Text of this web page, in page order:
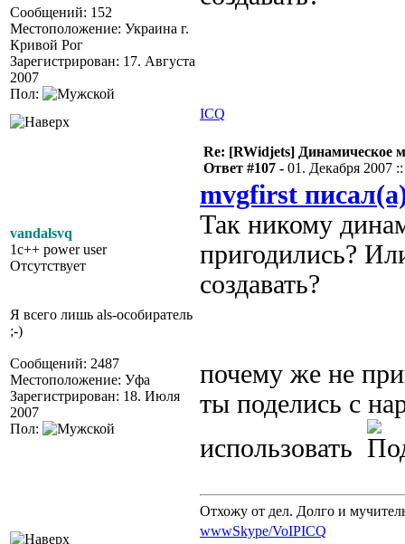
Сообщений: 152
Местоположение: Украина г.
Кривой Рог
Зарегистрирован: 17. Августа
2007
Пол:
ICQ
vandalsvq
1c++ power user
Отсутствует
Я всего лишь als-особиратель
;-)
Сообщений: 2487
Местоположение: Уфа
Зарегистрирован: 18. Июля
2007
Пол:
Re: [RWidjets] Динамическое
Ответ #107 - 01. Декабря 2007
mvgfirst
Так никому
пригодились?
создавать?
почему же не
ты поделись с
использовать
Отхожу от дел. Долго и
wwwSkype/VoIPICQ